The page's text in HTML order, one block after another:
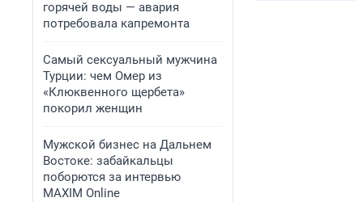
горячей воды — авария
потребовала капремонта
Самый сексуальный мужчина
Турции: чем Омер из
«Клюквенного щербета»
покорил женщин
Мужской бизнес на Дальнем
Востоке: забайкальцы
поборются за интервью
MAXIM Online